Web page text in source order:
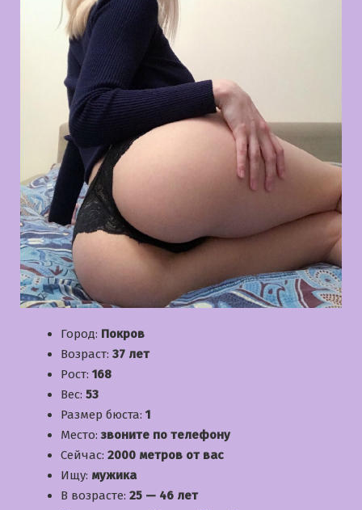
Город: Покров
Возраст: 37 лет
Рост: 168
Вес: 53
Размер бюста: 1
Место:звоните по телефону
Сейчас: 2000 метров от вас
Ищу: мужика
В возрасте: 25 — 46 лет